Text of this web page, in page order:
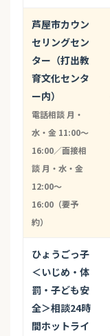
芦屋市カウン
セリングセン
ター（打出教
育文化センタ
ー内）
電話相談 月・
水・金 11:00～
16:00／面接相
談 月・水・金
12:00～
16:00（要予
約）
ひょうごっ子
＜いじめ・体
罰・子ども安
全＞相談24時
間ホットライ